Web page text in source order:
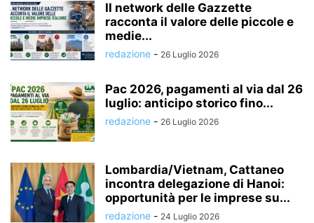
Il network delle Gazzette
racconta il valore delle piccole e
medie...
redazione - 26 Luglio 2026
Pac 2026, pagamenti al via dal 26
luglio: anticipo storico fino...
redazione - 26 Luglio 2026
Lombardia/Vietnam, Cattaneo
incontra delegazione di Hanoi:
opportunità per le imprese su...
redazione - 24 Luglio 2026